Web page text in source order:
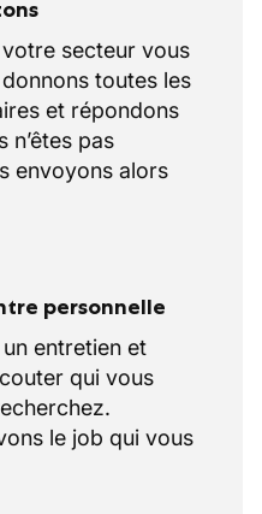
secteur vous
toutes les
et répondons
n’êtes pas
envoyons alors
personnelle
entretien et
qui vous
le job qui vous